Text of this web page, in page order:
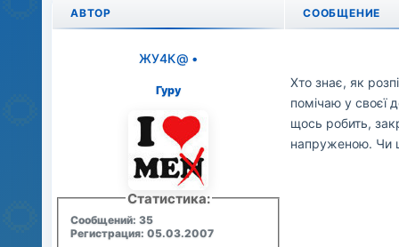
АВТОР СООБЩЕНИЕ
ЖУ4К@ •
Гуру
Статистика:
Сообщений: 35
Регистрация: 05.03.2007
Хто знає, як
помічаю у своєї
щось робить,
напруженою. Чи